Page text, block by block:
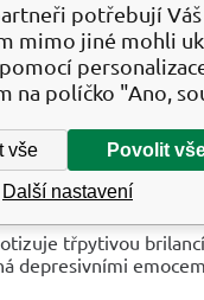
a liší se
u klenotníků
černého krystalu
představovat
má uklidňující
třpytivou
depresivními
potřebují
mimo jiné mohli
na políčko "Ano,
vše Povolit
Další nastavení